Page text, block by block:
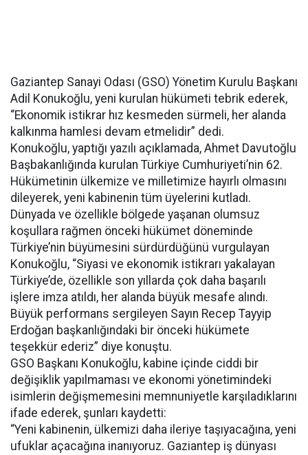
Gaziantep Sanayi Odası (GSO) Yönetim Kurulu Başkanı
Adil Konukoğlu, yeni kurulan hükümeti tebrik ederek,
“Ekonomik istikrar hız kesmeden sürmeli, her alanda
kalkınma hamlesi devam etmelidir” dedi.
Konukoğlu, yaptığı yazılı açıklamada, Ahmet Davutoğlu
Başbakanlığında kurulan Türkiye Cumhuriyeti’nin 62.
Hükümetinin ülkemize ve milletimize hayırlı olmasını
dileyerek, yeni kabinenin tüm üyelerini kutladı.
Dünyada ve özellikle bölgede yaşanan olumsuz
koşullara rağmen önceki hükümet döneminde
Türkiye’nin büyümesini sürdürdüğünü vurgulayan
Konukoğlu, “Siyasi ve ekonomik istikrarı yakalayan
Türkiye’de, özellikle son yıllarda çok daha başarılı
işlere imza atıldı, her alanda büyük mesafe alındı.
Büyük performans sergileyen Sayın Recep Tayyip
Erdoğan başkanlığındaki bir önceki hükümete
teşekkür ederiz” diye konuştu.
GSO Başkanı Konukoğlu, kabine içinde ciddi bir
değişiklik yapılmaması ve ekonomi yönetimindeki
isimlerin değişmemesini memnuniyetle karşıladıklarını
ifade ederek, şunları kaydetti:
“Yeni kabinenin, ülkemizi daha ileriye taşıyacağına, yeni
ufuklar açacağına inanıyoruz. Gaziantep iş dünyası